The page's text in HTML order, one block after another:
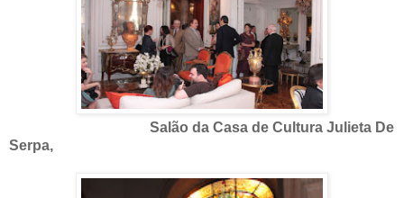
Salão da Casa de Cultura Julieta De
Serpa,